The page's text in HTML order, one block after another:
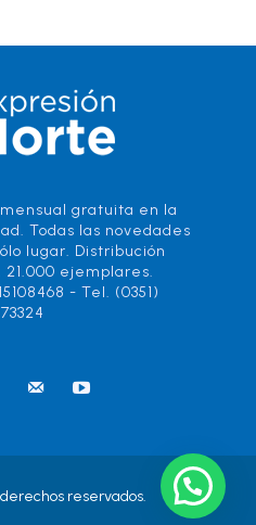
gratuita en la
Todas las novedades
lugar. Distribución
ejemplares.
- Tel. (0351)
reservados.